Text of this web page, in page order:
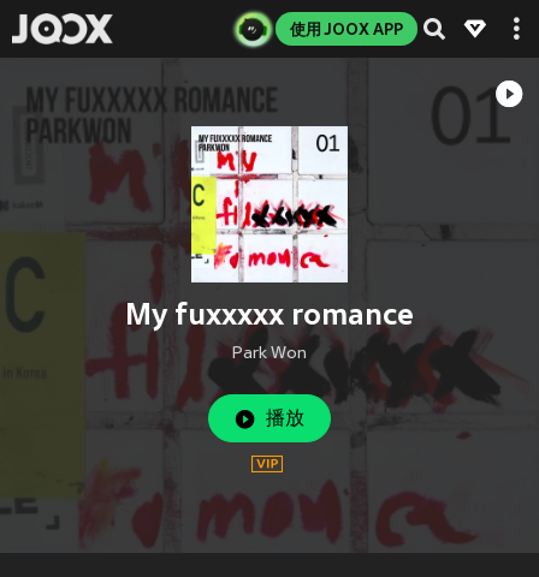
使用 JOOX APP
My fuxxxxx romance
Park Won
播放